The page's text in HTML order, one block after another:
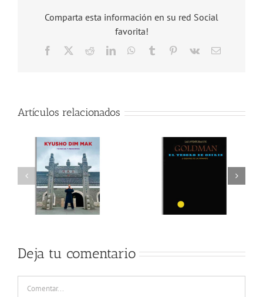
Comparta esta información en su red Social
favorita!
Facebook RedditLinkedInWhatsApp
Tumblr Pinterest
Vk
Correo
Artículos relacionados
Deja tu comentario
Comentar